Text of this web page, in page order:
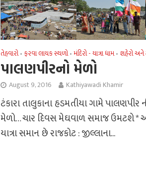
તેહવારો• ફરવા લાયક સ્થળો•મંદિરો - યાત્રા ધામ• શહેરો
પાલણપીરનો મેળો
August 9, 2016 Kathiyawadi Khamir
ટંકારા તાલુકાના હડમતીયા ગામે પાલણપીર
મેળો… ચાર દિવસ મેઘવાળ સમાજ ઉમટશે *
યાત્રા સમાન છે રાજકોટ : જીલ્લાના...